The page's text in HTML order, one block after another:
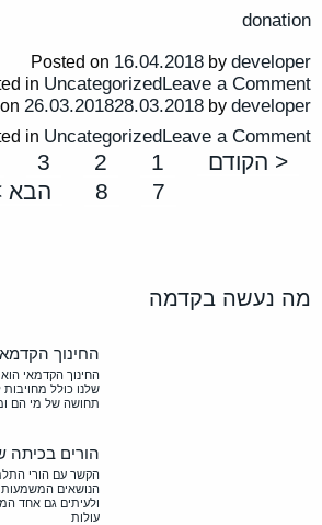
donation
Posted on 16.04.2018 by developer
in UncategorizedLeave a Comment
26.03.201828.03.2018 by developer
in UncategorizedLeave a Comment
< הקודם 1
2
3
7
8 הבא
מה נעשה בקדמה
החינוך
החינוך הקדמאי
שלנו כולל
תחושה של מי הם
הורים בכיתה
הקשר עם הורי
הנושאים
ולעיתים גם אחד
עולות